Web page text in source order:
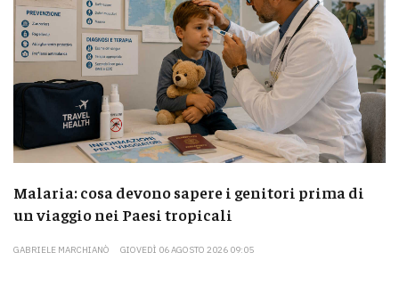
Malaria: cosa devono sapere i genitori prima di
un viaggio nei Paesi tropicali
GABRIELE MARCHIANÒ GIOVEDÌ 06 AGOSTO 2026 09:05